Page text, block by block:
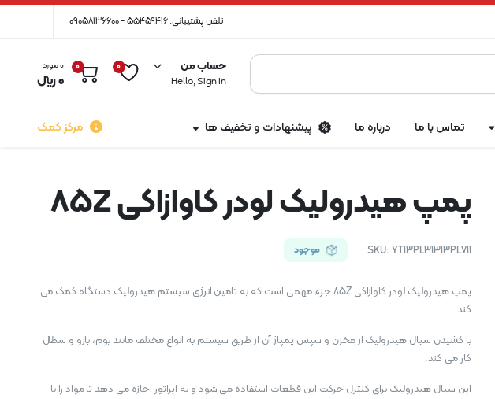
تلفن پشتیبانی: 55459416 - 09058136600
حساب من
Hello, Sign In
0
0 0 مورد
0﷼
تماس با ما درباره ما پیشنهادات و تخفیف ها مرکز کمک
پمپ هیدرولیک لودر کاوازاکی 85Z
SKU: YT13PL31313PL711 موجود
پمپ هیدرولیک لودر کاوازاکی 85Z جزء مهمی است که به تامین انرژی سیستم هیدرولیک دستگاه کمک می
کند.
با کشیدن سیال هیدرولیک از مخزن و سپس پمپاژ آن از طریق سیستم به انواع مختلف مانند بوم، بازو و سطل
کار می کند.
این سیال هیدرولیک برای کنترل حرکت این قطعات استفاده می شود و به اپراتور اجازه می دهد تا مواد را با